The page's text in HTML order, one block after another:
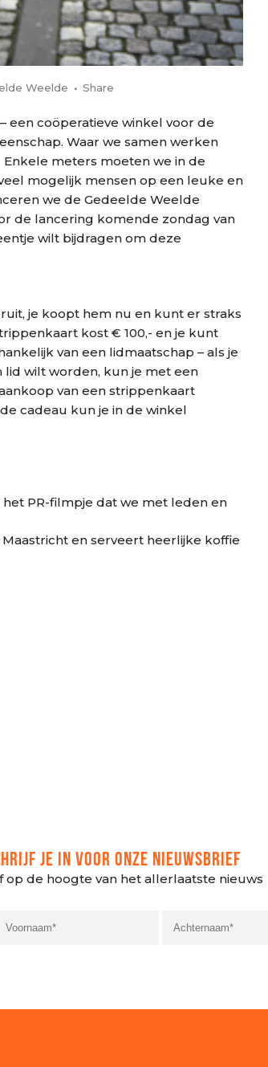
Weelde Share
een coöperatieve winkel voor de
Waar we samen werken
meters moeten we in de
mogelijk mensen op een leuke en
we de Gedeelde Weelde
de lancering komende zondag van
wilt bijdragen om deze
je koopt hem nu en kunt er straks
kost € 100,- en je kunt
van een lidmaatschap – als je
wilt worden, kun je met een
van een strippenkaart
cadeau kun je in de winkel
PR-filmpje dat we met leden en
en serveert heerlijke koffie
JE IN VOOR ONZE NIEUWSBRIEF
op de hoogte van het allerlaatste nieuws